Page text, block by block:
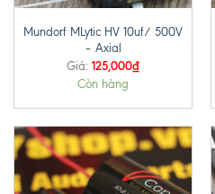
Mundorf MLytic HV 10uf/ 500V
– Axial
Giá: 125,000₫
Còn hàng